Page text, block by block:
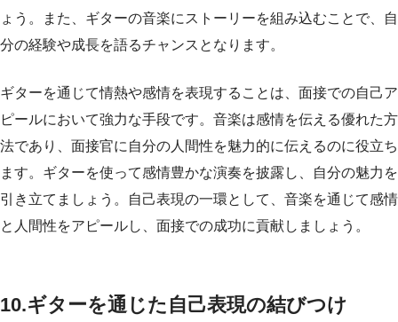
ょう。また、ギターの音楽にストーリーを組み込むことで、自
分の経験や成長を語るチャンスとなります。
ギターを通じて情熱や感情を表現することは、面接での自己ア
ピールにおいて強力な手段です。音楽は感情を伝える優れた方
法であり、面接官に自分の人間性を魅力的に伝えるのに役立ち
ます。ギターを使って感情豊かな演奏を披露し、自分の魅力を
引き立てましょう。自己表現の一環として、音楽を通じて感情
と人間性をアピールし、面接での成功に貢献しましょう。
10.ギターを通じた自己表現の結びつけ